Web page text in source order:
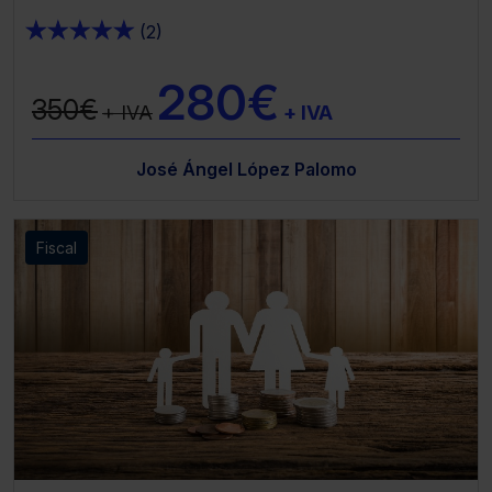
Saber más acerca de las cookies
★★★★★ (2)
350€+ IVA 280€ + IVA
José Ángel López Palomo
Fiscal